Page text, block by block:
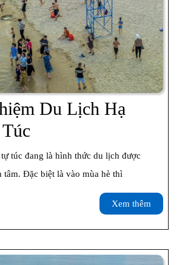
Du Lịch Hạ
Nghiệm
Du
túc đang là hình thức du lịch được
tâm. Đặc biệt là vào mùa hè thì
Xem thêm
thêm